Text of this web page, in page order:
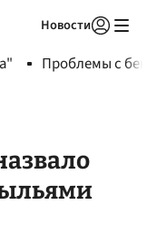
Новости
Проблемы с